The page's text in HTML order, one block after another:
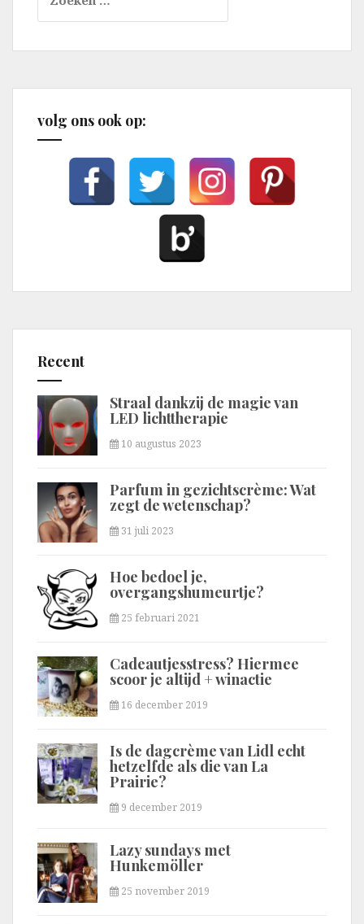
naar:
volg ons ook op:
Recent
Straal dankzij de magie van
LED lichttherapie
10 augustus 2023
Parfum in gezichtscrème: Wat
zegt de wetenschap?
31 juli 2023
Hoe bedoel je,
overgangshumeurtje?
25 februari 2021
Cadeautjesstress? Hiermee
scoor je altijd + winactie
16 december 2019
Is de dagcrème van Lidl echt
hetzelfde als die van La
Prairie?
9 december 2019
Lazy sundays met
Hunkemöller
25 november 2019